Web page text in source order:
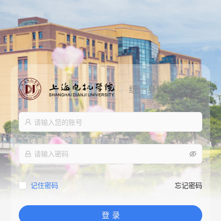
记住密码 忘记密码
登 录